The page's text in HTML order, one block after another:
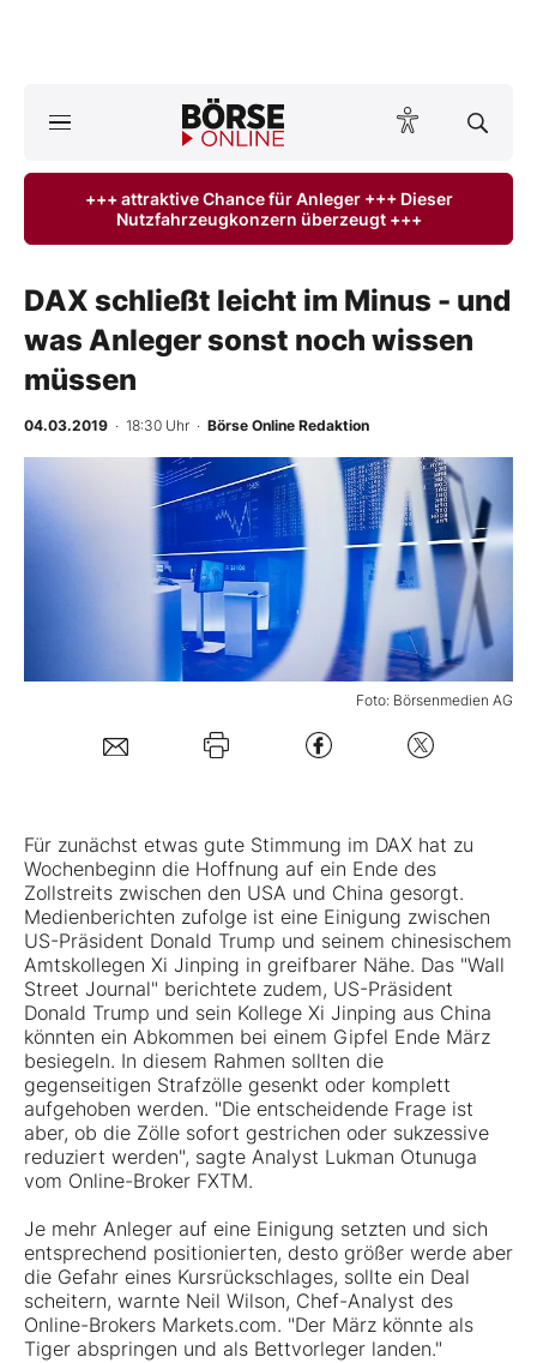
ktuelle Ausgabe BÖRSE ONLINE lesen
Anlageprodukte
Finanz-Check
BO-Musterdepots
Experten
Mein Konto
Folgen Sie uns
+++ attraktive Chance für Anleger +++ Dieser
Nutzfahrzeugkonzern überzeugt +++
DAX schließt leicht im Minus - und
was Anleger sonst noch wissen
müssen
04.03.2019 · 18:30 Uhr · Börse Online Redaktion
Foto: Börsenmedien AG
-%
Für zunächst etwas gute Stimmung im DAX hat zu
Wochenbeginn die Hoffnung auf ein Ende des
Zollstreits zwischen den USA und China gesorgt.
Medienberichten zufolge ist eine Einigung zwischen
US-Präsident Donald Trump und seinem chinesischem
Amtskollegen Xi Jinping in greifbarer Nähe. Das "Wall
Street Journal" berichtete zudem, US-Präsident
Donald Trump und sein Kollege Xi Jinping aus China
könnten ein Abkommen bei einem Gipfel Ende März
besiegeln. In diesem Rahmen sollten die
gegenseitigen Strafzölle gesenkt oder komplett
aufgehoben werden. "Die entscheidende Frage ist
aber, ob die Zölle sofort gestrichen oder sukzessive
reduziert werden", sagte Analyst Lukman Otunuga
vom Online-Broker FXTM.
Je mehr Anleger auf eine Einigung setzten und sich
entsprechend positionierten, desto größer werde aber
die Gefahr eines Kursrückschlages, sollte ein Deal
scheitern, warnte Neil Wilson, Chef-Analyst des
Online-Brokers Markets.com. "Der März könnte als
Tiger abspringen und als Bettvorleger landen."